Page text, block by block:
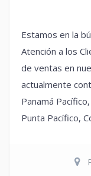
Estamos en la
Atención a los
de ventas en
actualmente
Panamá
Punta Pacífico,